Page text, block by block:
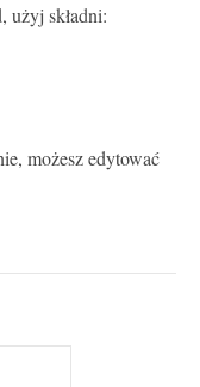
użyj składni:
możesz edytować